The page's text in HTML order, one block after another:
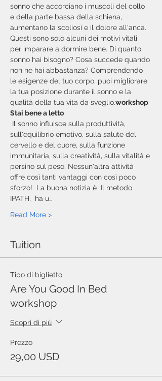
sonno che accorciano i muscoli del collo
e della parte bassa della schiena,
aumentano la scoliosi e il dolore all'anca.
Questi sono solo alcuni dei motivi vitali
per imparare a dormire bene. Di quanto
sonno hai bisogno? Cosa succede quando
non ne hai abbastanza? Comprendendo
le esigenze del tuo corpo, puoi migliorare
la tua posizione durante il sonno e la
qualità della tua vita da sveglio.workshop
Stai bene a letto
sull'equilibrio emotivo, sulla salute del
cervello e del cuore, sulla funzione
immunitaria, sulla creatività, sulla vitalità e
persino sul peso. Nessun'altra attività
offre così tanti vantaggi con così poco
sforzo!  La buona notizia è  Il metodo
IPATH,  ha u…
Read More >
Tuition
Tipo di biglietto
Are You Good In Bed
workshop
Scopri di più
Prezzo
29,00 USD